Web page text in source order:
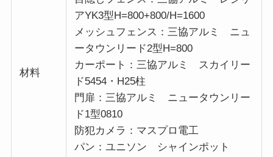
材料
アYK3型H=800+800/H=1600
メッシュフェンス：三協アルミ ニュ
ータウンリード2型H=800
カーポート：三協アルミ スカイリー
ド5454・H25柱
門扉：三協アルミ ニュータウンリー
ド1型0810
防犯カメラ：マスプロ電工
パン：ユニソン シャインポット